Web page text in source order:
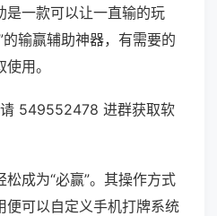
是一款可以让一直输的玩
输赢辅助神器，有需要的
用。
549552478 进群获取软
成为“必赢”。其操作方式
便可以自定义手机打牌系统